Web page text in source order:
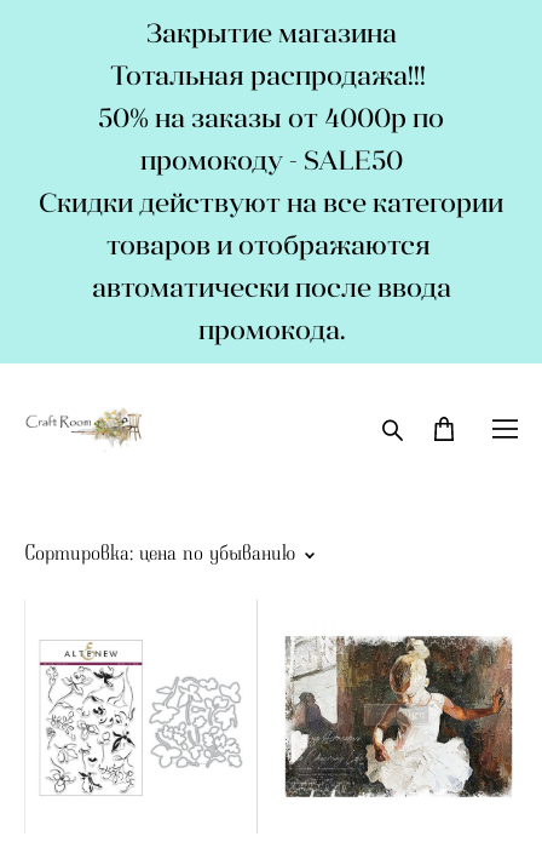
Закрытие магазина
Тотальная распродажа!!!
50% на заказы от 4000р по
промокоду - SALE50
Скидки действуют на все категории
товаров и отображаются
автоматически после ввода
промокода.
Сортировка: цена по убыванию